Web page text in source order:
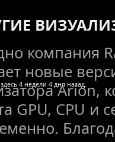
компания
новые
Arion,
GPU, CPU и